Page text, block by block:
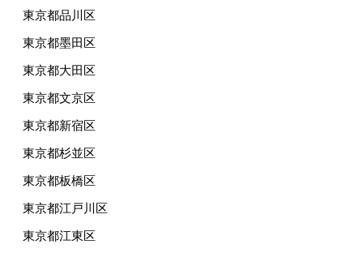
東京都品川区
東京都墨田区
東京都大田区
東京都文京区
東京都新宿区
東京都杉並区
東京都板橋区
東京都江戸川区
東京都江東区